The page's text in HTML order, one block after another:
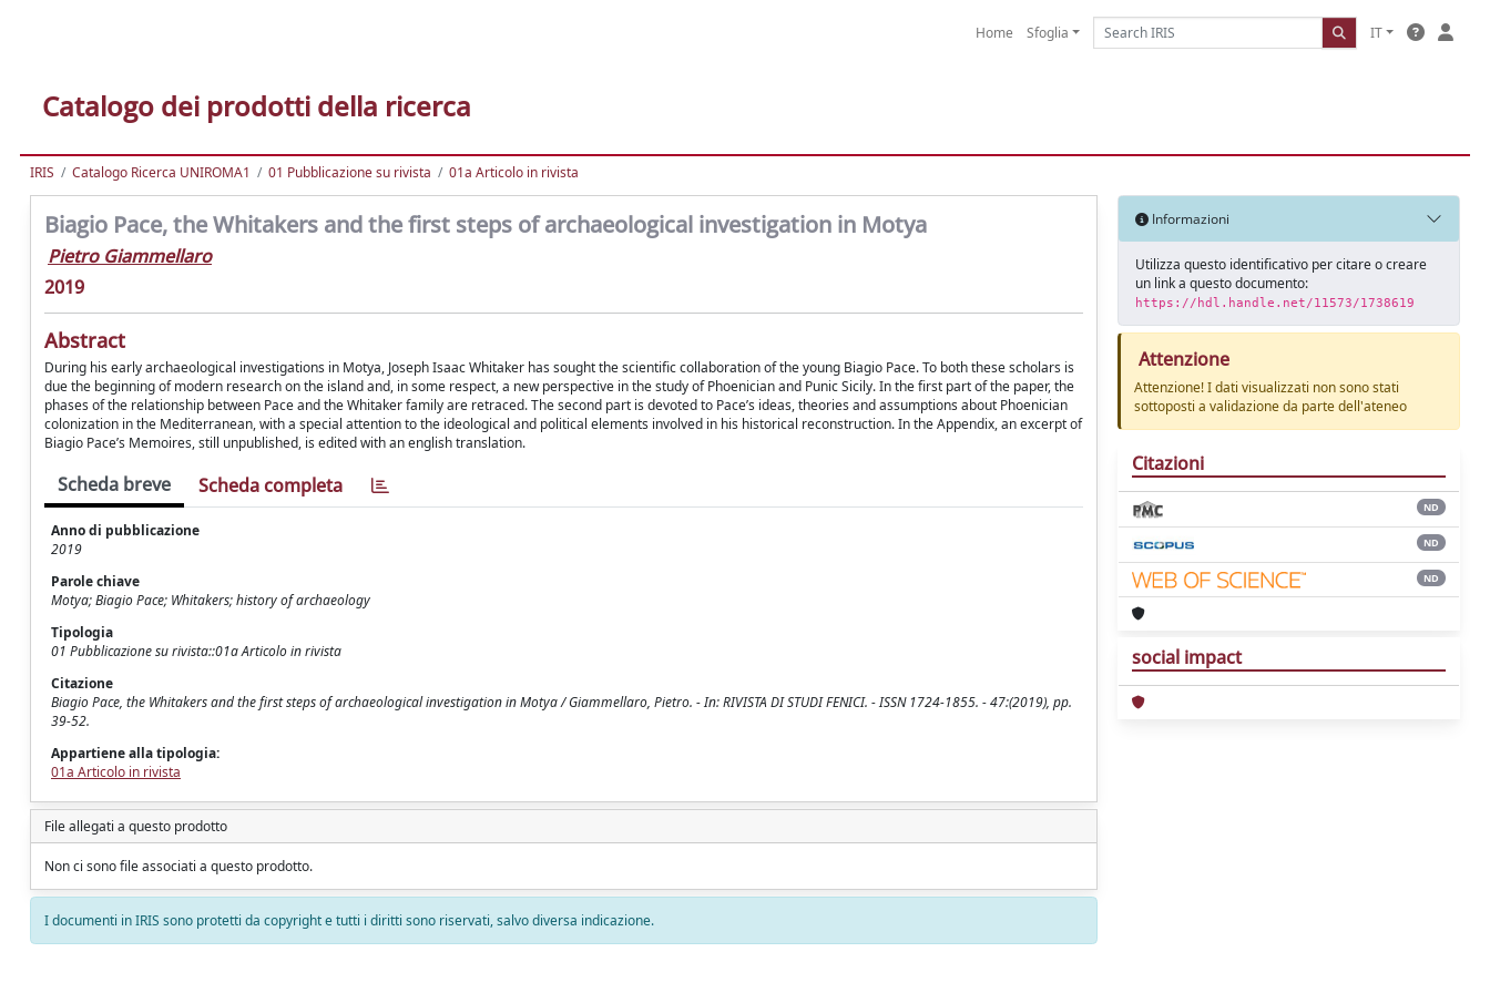
Home Sfoglia IT
Catalogo dei prodotti della ricerca
IRIS Catalogo Ricerca UNIROMA1 01 Pubblicazione su rivista 01a Articolo in rivista
Biagio Pace, the Whitakers and the first steps of archaeological investigation in Motya
Pietro Giammellaro
2019
Abstract
During his early archaeological investigations in Motya, Joseph Isaac Whitaker has sought the scientific collaboration of the young Biagio Pace. To both these scholars is
due the beginning of modern research on the island and, in some respect, a new perspective in the study of Phoenician and Punic Sicily. In the first part of the paper, the
phases of the relationship between Pace and the Whitaker family are retraced. The second part is devoted to Pace’s ideas, theories and assumptions about Phoenician
colonization in the Mediterranean, with a special attention to the ideological and political elements involved in his historical reconstruction. In the Appendix, an excerpt of
Biagio Pace’s Memoires, still unpublished, is edited with an english translation.
Scheda breve Scheda completa
Anno di pubblicazione
2019
Parole chiave
Motya; Biagio Pace; Whitakers; history of archaeology
Tipologia
01 Pubblicazione su rivista::01a Articolo in rivista
Citazione
Biagio Pace, the Whitakers and the first steps of archaeological investigation in Motya / Giammellaro, Pietro. - In: RIVISTA DI STUDI FENICI. - ISSN 1724-1855. - 47:(2019), pp.
39-52.
Appartiene alla tipologia:
01a Articolo in rivista
File allegati a questo prodotto
Non ci sono file associati a questo prodotto.
I documenti in IRIS sono protetti da copyright e tutti i diritti sono riservati, salvo diversa indicazione.
Informazioni
Utilizza questo identificativo per citare o creare
un link a questo documento:
https://hdl.handle.net/11573/1738619
Attenzione
Attenzione! I dati visualizzati non sono stati
sottoposti a validazione da parte dell'ateneo
Citazioni
ND
ND
ND
social impact